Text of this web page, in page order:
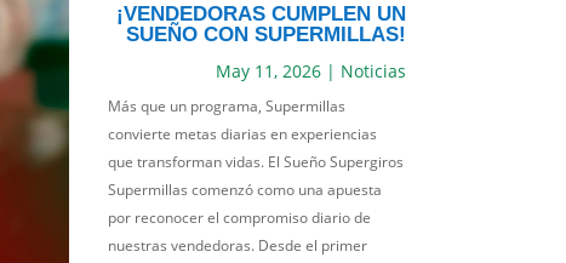
¡VENDEDORAS CUMPLEN UN
SUEÑO CON SUPERMILLAS!
May 11, 2026| Noticias
Más que un programa, Supermillas
convierte metas diarias en experiencias
que transforman vidas. El Sueño Supergiros
Supermillas comenzó como una apuesta
por reconocer el compromiso diario de
nuestras vendedoras. Desde el primer